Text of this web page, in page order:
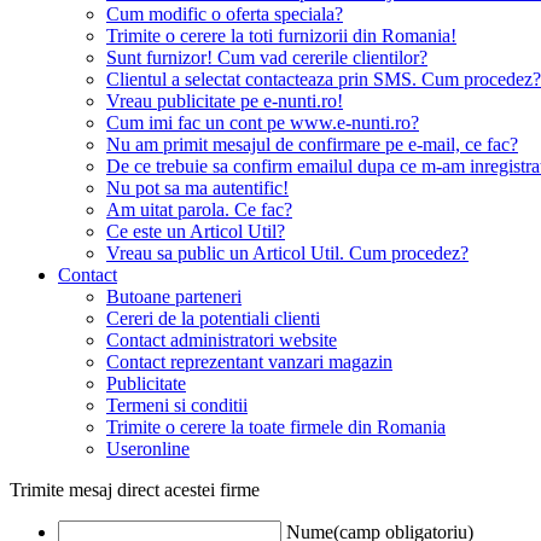
Cum modific o oferta speciala?
Trimite o cerere la toti furnizorii din Romania!
Sunt furnizor! Cum vad cererile clientilor?
Clientul a selectat contacteaza prin SMS. Cum procedez?
Vreau publicitate pe e-nunti.ro!
Cum imi fac un cont pe www.e-nunti.ro?
Nu am primit mesajul de confirmare pe e-mail, ce fac?
De ce trebuie sa confirm emailul dupa ce m-am
Nu pot sa ma autentific!
Am uitat parola. Ce fac?
Ce este un Articol Util?
Vreau sa public un Articol Util. Cum procedez?
Contact
Butoane parteneri
Cereri de la potentiali clienti
Contact administratori website
Contact reprezentant vanzari magazin
Publicitate
Termeni si conditii
Trimite o cerere la toate firmele din Romania
Useronline
Trimite mesaj direct acestei firme
Nume(camp obligatoriu)